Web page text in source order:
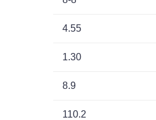
4.55
1.30
8.9
110.2